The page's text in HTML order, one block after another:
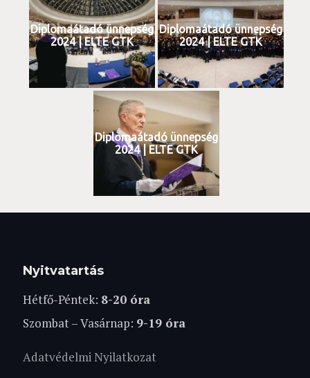
Diplomaátadó ünnepség
2024 | ELTE GTK
Diplomaátadó ünnepség
2024 | ELTE GTK
Diplomaátadó ünnepség
2024 | ELTE GTK
Nyitvatartás
Hétfő-Péntek: 8-20 óra
Szombat – Vasárnap: 9-19 óra
Adatvédelmi Nyilatkozat